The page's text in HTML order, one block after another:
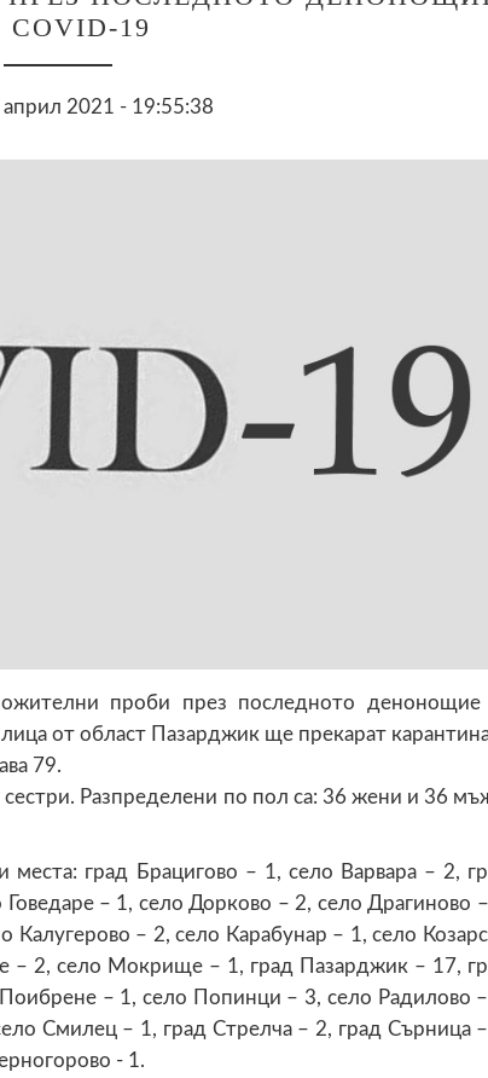
COVID-19
април 2021 - 19:55:38
проби през последното денонощие
от област Пазарджик ще прекарат
79.
Разпределени по пол са: 36 жени и 36
места: град Брацигово – 1, село Варвара – 2,
– 1, село Дорково – 2, село Драгиново
Калугерово – 2, село Карабунар – 1, село
– 2, село Мокрище – 1, град Пазарджик – 17,
– 1, село Попинци – 3, село Радилово
Смилец – 1, град Стрелча – 2, град Сърница
- 1.